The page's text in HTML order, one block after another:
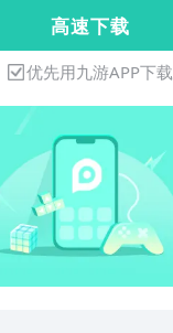
高 速 下 载
优先用九游APP下载